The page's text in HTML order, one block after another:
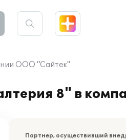
ООО "Сайтек"
8" в
Партнер, осуществивший